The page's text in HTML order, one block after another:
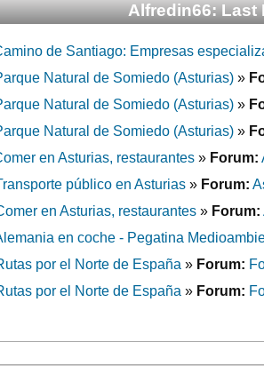
Alfredin66: Last
de Santiago: Empresas
Natural de Somiedo (Asturias) »
Natural de Somiedo (Asturias) »
Natural de Somiedo (Asturias) »
en Asturias, restaurantes » Forum:
público en Asturias » Forum:
en Asturias, restaurantes » Forum:
en coche - Pegatina
por el Norte de España » Forum:
por el Norte de España » Forum: